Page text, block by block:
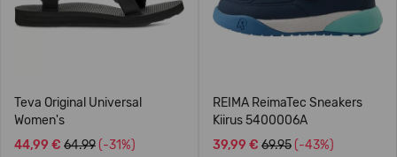
Teva Original Universal
Women's
44,99 € 64.99 (-31%)
REIMA ReimaTec Sneakers
Kiirus 5400006A
39,99 € 69.95 (-43%)